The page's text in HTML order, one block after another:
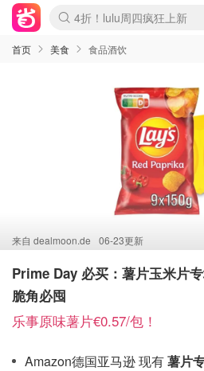
Boticinal 夏促开抢！
4折！lulu周四疯狂上新
还没结束！&OtherStories
Joybuy变相75折 随时失效
速领！Stanley独家85折
疑似霸哥！Camper额外叠
Zalando 奥莱闪促！每日更
Moncler反季囤！5折起+叠
Coach Brooklyn仅€192
首页 美食 食品酒饮
来自 dealmoon.de 06-23更新
Prime Day 必买：薯片玉米片
脆角必囤
乐事原味薯片€0.57/包！
Amazon德国亚马逊 现有薯片